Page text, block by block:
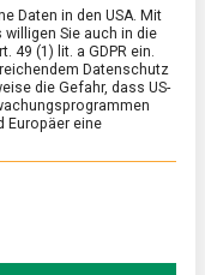
Lass
Blumen
Tisch gut,
Daten in den USA. Mit
willigen Sie auch in die
49 (1) lit. a GDPR ein.
Datenschutz
die Gefahr, dass US-
Europäer eine
für die eine